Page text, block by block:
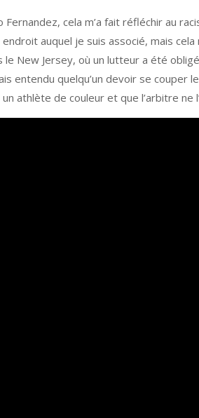
Fernandez, cela m’a fait réfléchir au
auquel je suis associé, mais cela
New Jersey, où un lutteur a été
entendu quelqu’un devoir se
athlète de couleur et que l’arbitre ne